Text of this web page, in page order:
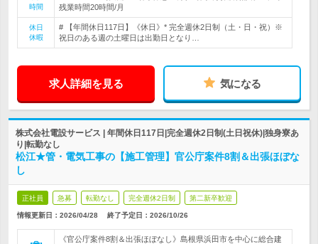
時間
残業時間20時間/月
休日
休暇
# 【年間休日117日】《休日》* 完全週休2日制（土・日・祝）※
祝日のある週の土曜日は出勤日となり…
求人詳細を見る 気になる
株式会社電設サービス | 年間休日117日|完全週休2日制(土日祝休)|独身寮あ
り|転勤なし
松江★管・電気工事の【施工管理】官公庁案件8割＆出張ほぼな
し
正社員 急募 転勤なし 完全週休2日制 第二新卒歓迎
情報更新日：2026/04/28 終了予定日： 2026/10/26
《官公庁案件8割＆出張ほぼなし》島根県浜田市を中心に総合建